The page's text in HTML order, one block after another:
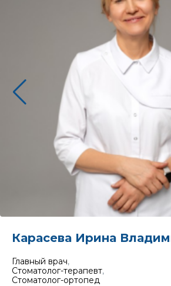
Карасева Ирина
Главный врач,
Стоматолог-терапевт,
Стоматолог-ортопед